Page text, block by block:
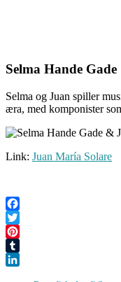
Selma Hande
Selma og Juan spiller
æra, med komponister
Link: Juan María Solare
Facebook
Twitter
Pinterest
Tumblr